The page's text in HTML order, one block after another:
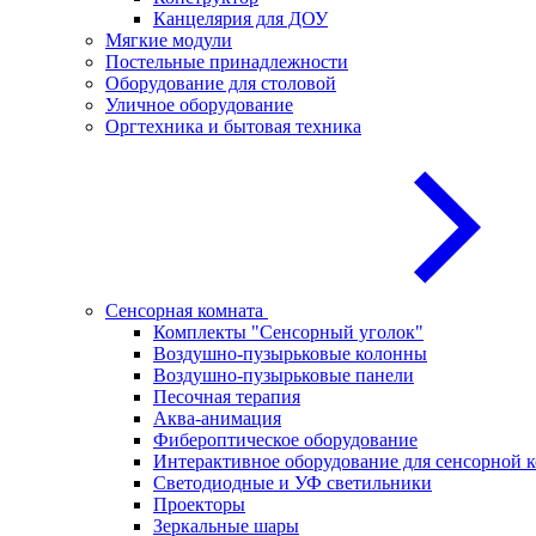
Канцелярия для ДОУ
Мягкие модули
Постельные принадлежности
Оборудование для столовой
Уличное оборудование
Оргтехника и бытовая техника
Сенсорная комната
Комплекты "Сенсорный уголок"
Воздушно-пузырьковые колонны
Воздушно-пузырьковые панели
Песочная терапия
Аква-анимация
Фибероптическое оборудование
Интерактивное оборудование для сенсорной
Светодиодные и УФ светильники
Проекторы
Зеркальные шары